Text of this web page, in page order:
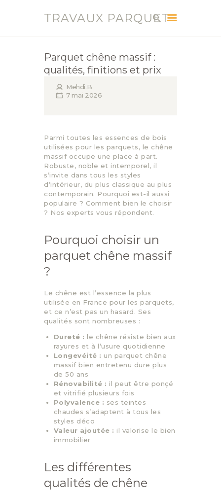
TRAVAUX PARQUET
ACCUEIL
SERVICES
Parquet chêne massif :
qualités, finitions et prix
Mehdi.B
7 mai 2026
Parmi toutes les essences de bois
utilisées pour les parquets, le chêne
massif occupe une place à part.
Robuste, noble et intemporel, il
s’invite dans tous les styles
d’intérieur, du plus classique au plus
contemporain. Pourquoi est-il aussi
populaire ? Comment bien le choisir
? Nos experts vous répondent.
Pourquoi choisir un
parquet chêne massif
?
Le chêne est l’essence la plus
utilisée en France pour les parquets,
et ce n’est pas un hasard. Ses
qualités sont nombreuses :
Dureté : le chêne résiste bien aux
rayures et à l’usure quotidienne
Longevéité : un parquet chêne
massif bien entretenu dure plus
de 50 ans
Rénovabilité : il peut être ponçé
et vitrifié plusieurs fois
Polyvalence : ses teintes
chaudes s’adaptent à tous les
styles déco
Valeur ajoutée : il valorise le bien
immobilier
Les différentes
qualités de chêne